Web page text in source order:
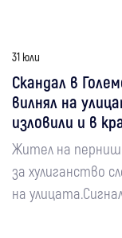
31 юли
Скандал в
вилнял на
изловили и в
Жител на
за хулиганство
на